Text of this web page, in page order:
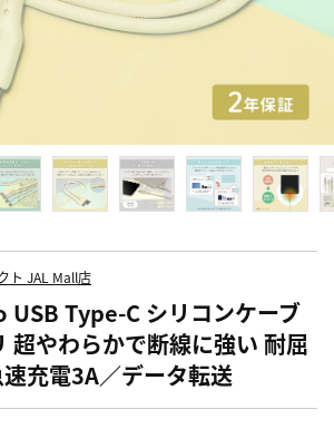
ト JAL Mall店
USB Type-C シリコンケーブ
超やわらかで断線に強い 耐屈
充電3A／データ転送